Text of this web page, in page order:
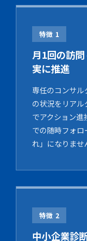
特徴 1
月1回の訪
実に推進
専任のコンサ
の状況をリア
でアクション進
での随時フォロ
れ」になりませ
特徴 2
中小企業診